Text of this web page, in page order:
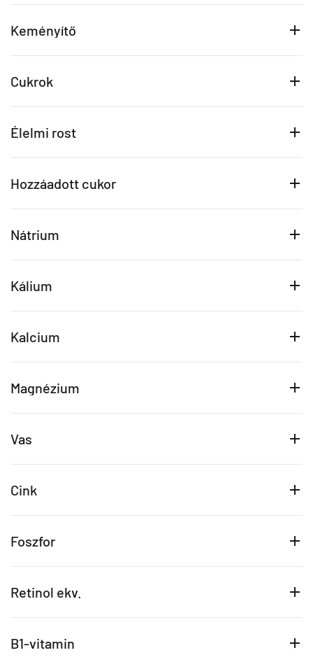
Keményítő
Cukrok
Élelmi rost
Hozzáadott cukor
Nátrium
Kálium
Kalcium
Magnézium
Vas
Cink
Foszfor
Retinol ekv.
B1-vitamin